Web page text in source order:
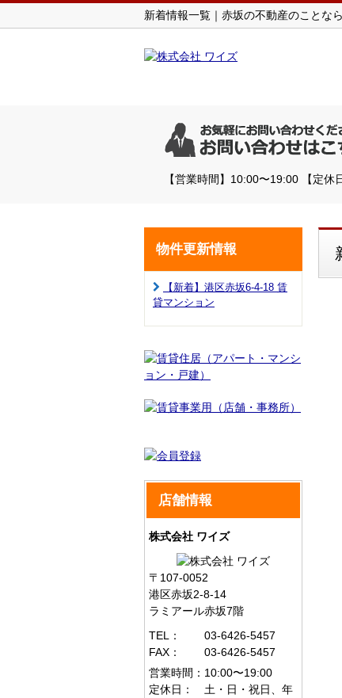
新着情報一覧｜赤坂の不動産のことな
【営業時間】10:00〜19:00 【定
物件更新情報
【新着】港区赤坂6-4-18 賃
貸マンション
店舗情報
株式会社 ワイズ
〒107-0052
港区赤坂2-8-14
ラミアール赤坂7階
TEL：
03-6426-5457
FAX：
03-6426-5457
営業時間： 10:00〜19:00
定休日：
土・日・祝日、年